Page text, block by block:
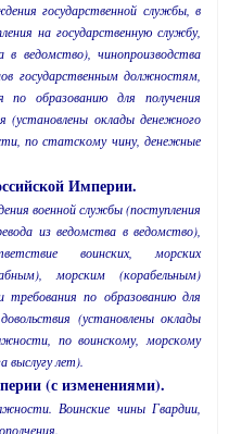
государственной службы, в
на государственную службу,
в ведомство), чинопроизводства
государственным должностям,
образованию для получения
(установлены оклады денежного
по статскому чину, денежные
Империи.
военной службы (поступления
из ведомства в ведомство),
воинских, морских
морским (корабельным)
по образованию для
(установлены оклады
по воинскому, морскому
выслугу лет).
(с изменениями).
Воинские чины Гвардии,